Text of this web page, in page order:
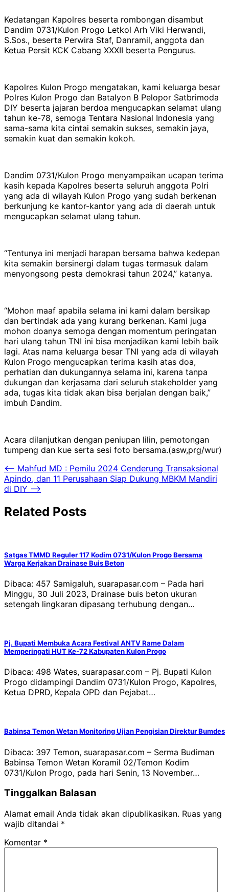
Kedatangan Kapolres beserta rombongan disambut
Dandim 0731/Kulon Progo Letkol Arh Viki Herwandi,
S.Sos., beserta Perwira Staf, Danramil, anggota dan
Ketua Persit KCK Cabang XXXII beserta Pengurus.
Kapolres Kulon Progo mengatakan, kami keluarga besar
Polres Kulon Progo dan Batalyon B Pelopor Satbrimoda
DIY beserta jajaran berdoa mengucapkan selamat ulang
tahun ke-78, semoga Tentara Nasional Indonesia yang
sama-sama kita cintai semakin sukses, semakin jaya,
semakin kuat dan semakin kokoh.
Dandim 0731/Kulon Progo menyampaikan ucapan terima
kasih kepada Kapolres beserta seluruh anggota Polri
yang ada di wilayah Kulon Progo yang sudah berkenan
berkunjung ke kantor-kantor yang ada di daerah untuk
mengucapkan selamat ulang tahun.
“Tentunya ini menjadi harapan bersama bahwa kedepan
kita semakin bersinergi dalam tugas termasuk dalam
menyongsong pesta demokrasi tahun 2024,” katanya.
“Mohon maaf apabila selama ini kami dalam bersikap
dan bertindak ada yang kurang berkenan. Kami juga
mohon doanya semoga dengan momentum peringatan
hari ulang tahun TNI ini bisa menjadikan kami lebih baik
lagi. Atas nama keluarga besar TNI yang ada di wilayah
Kulon Progo mengucapkan terima kasih atas doa,
perhatian dan dukungannya selama ini, karena tanpa
dukungan dan kerjasama dari seluruh stakeholder yang
ada, tugas kita tidak akan bisa berjalan dengan baik,”
imbuh Dandim.
Acara dilanjutkan dengan peniupan lilin, pemotongan
tumpeng dan kue serta sesi foto bersama.(asw,prg/wur)
Navigasi
pos
⟵ Mahfud MD : Pemilu 2024 Cenderung Transaksional
Apindo, dan 11 Perusahaan Siap Dukung MBKM Mandiri
di DIY ⟶
Related Posts
Satgas TMMD Reguler 117 Kodim 0731/Kulon Progo Bersama
Warga Kerjakan Drainase Buis Beton
Dibaca: 457 Samigaluh, suarapasar.com – Pada hari
Minggu, 30 Juli 2023, Drainase buis beton ukuran
setengah lingkaran dipasang terhubung dengan…
Pj. Bupati Membuka Acara Festival ANTV Rame Dalam
Memperingati HUT Ke-72 Kabupaten Kulon Progo
Dibaca: 498 Wates, suarapasar.com – Pj. Bupati Kulon
Progo didampingi Dandim 0731/Kulon Progo, Kapolres,
Ketua DPRD, Kepala OPD dan Pejabat…
Babinsa Temon Wetan Monitoring Ujian Pengisian Direktur Bumdes
Dibaca: 397 Temon, suarapasar.com – Serma Budiman
Babinsa Temon Wetan Koramil 02/Temon Kodim
0731/Kulon Progo, pada hari Senin, 13 November…
Tinggalkan Balasan
Alamat email Anda tidak akan dipublikasikan. Ruas yang
wajib ditandai *
Komentar *